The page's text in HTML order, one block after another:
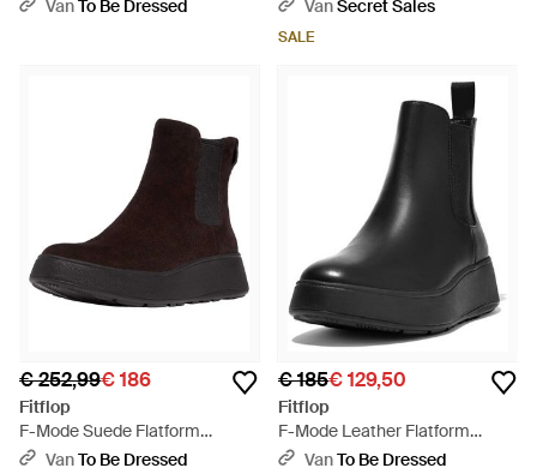
VanTo Be Dressed VanSecret Sales
SALE
€ 252,99€ 186
Fitflop
F-Mode Suede Flatform
Chelsea Boots - Zwart
VanTo Be Dressed
€ 185€ 129,50
Fitflop
F-Mode Leather Flatform
Chelsea Boots - Zwart
VanTo Be Dressed